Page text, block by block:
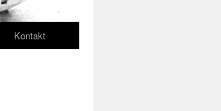
Kontakt